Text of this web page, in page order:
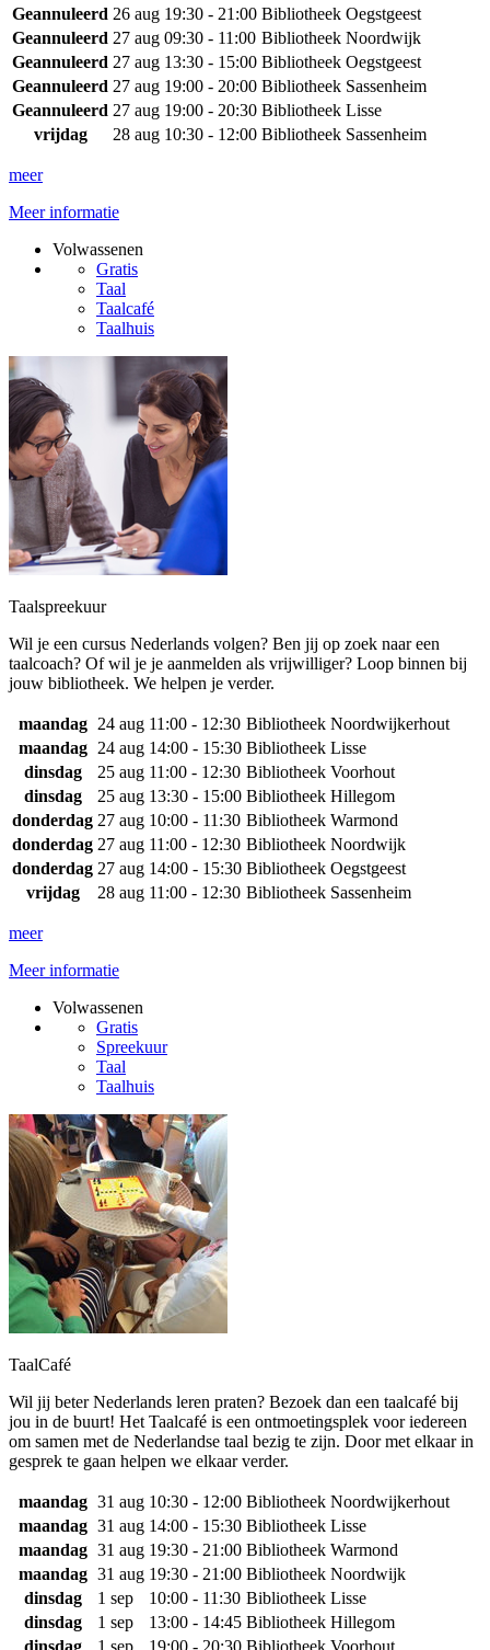
Geannuleerd 26 aug 19:30 - 21:00 Bibliotheek Oegstgeest
Geannuleerd 27 aug 09:30 - 11:00 Bibliotheek Noordwijk
Geannuleerd 27 aug 13:30 - 15:00 Bibliotheek Oegstgeest
Geannuleerd 27 aug 19:00 - 20:00 Bibliotheek Sassenheim
Geannuleerd 27 aug 19:00 - 20:30 Bibliotheek Lisse
vrijdag
28 aug 10:30 - 12:00 Bibliotheek Sassenheim
meer
Meer informatie
Volwassenen
Gratis
Taal
Taalcafé
Taalhuis
Taalspreekuur
Wil je een cursus Nederlands volgen? Ben jij op zoek naar een
taalcoach? Of wil je je aanmelden als vrijwilliger? Loop binnen bij
jouw bibliotheek. We helpen je verder.
maandag 24 aug 11:00 - 12:30 Bibliotheek Noordwijkerhout
maandag
24 aug 14:00 - 15:30 Bibliotheek Lisse
dinsdag
25 aug 11:00 - 12:30 Bibliotheek Voorhout
dinsdag
25 aug 13:30 - 15:00 Bibliotheek Hillegom
donderdag 27 aug 10:00 - 11:30 Bibliotheek Warmond
donderdag 27 aug 11:00 - 12:30 Bibliotheek Noordwijk
donderdag 27 aug 14:00 - 15:30 Bibliotheek Oegstgeest
vrijdag
28 aug 11:00 - 12:30 Bibliotheek Sassenheim
meer
Meer informatie
Volwassenen
Gratis
Spreekuur
Taal
Taalhuis
TaalCafé
Wil jij beter Nederlands leren praten? Bezoek dan een taalcafé bij
jou in de buurt! Het Taalcafé is een ontmoetingsplek voor iedereen
om samen met de Nederlandse taal bezig te zijn. Door met elkaar in
gesprek te gaan helpen we elkaar verder.
maandag 31 aug 10:30 - 12:00 Bibliotheek Noordwijkerhout
maandag 31 aug 14:00 - 15:30 Bibliotheek Lisse
maandag 31 aug 19:30 - 21:00 Bibliotheek Warmond
maandag 31 aug 19:30 - 21:00 Bibliotheek Noordwijk
dinsdag
1 sep 10:00 - 11:30 Bibliotheek Lisse
dinsdag
1 sep 13:00 - 14:45 Bibliotheek Hillegom
dinsdag
1 sep 19:00 - 20:30 Bibliotheek Voorhout